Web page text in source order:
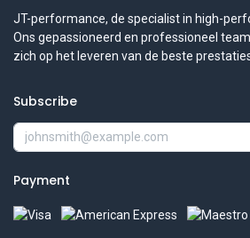
JT-performance, de specialist in high-
Ons gepassioneerd en professioneel
zich op het leveren van de beste
Subscribe
Payment